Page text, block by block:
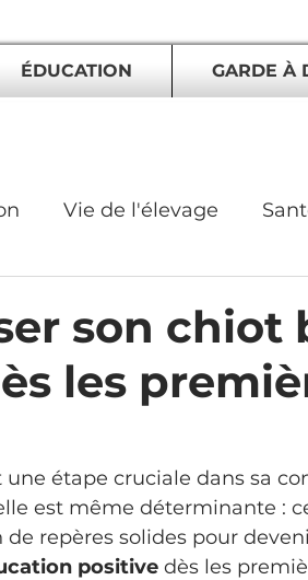
ÉDUCATION GARDE À
Vie de l'élevage
son chiot
les
étape cruciale dans sa
est même déterminante :
de repères solides pour
positive dès les